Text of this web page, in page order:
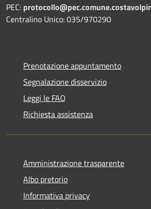
PEC:
Centralino Unico: 035/970290
Prenotazione appuntamento
Segnalazione disservizio
Leggi le FAQ
Richiesta assistenza
Amministrazione trasparente
Albo pretorio
Informativa privacy